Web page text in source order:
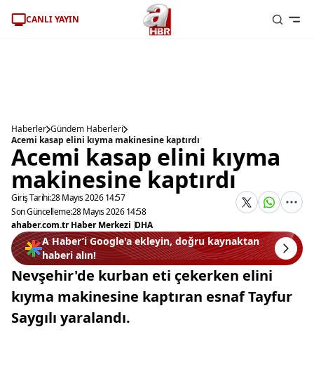
CANLI YAYIN
Haberler Gündem Haberleri
Acemi kasap elini kıyma makinesine kaptırdı
Acemi kasap elini kıyma
makinesine kaptırdı
Giriş Tarihi:28 Mayıs 2026 14:57
Son Güncelleme:28 Mayıs 2026 14:58
ahaber.com.tr Haber Merkezi |DHA
A Haber’i Google'a ekleyin, doğru kaynaktan
haberi alın!
Nevşehir'de kurban eti çekerken elini
kıyma makinesine kaptıran esnaf Tayfur
Saygılı yaralandı.